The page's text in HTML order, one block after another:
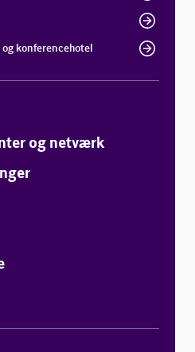
konferencehotel
og netværk